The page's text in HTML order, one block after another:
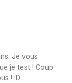
Je vous
je test ! Coup
! :D